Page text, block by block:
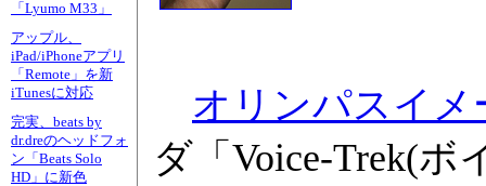
「Lyumo M33」
アップル、
iPad/iPhoneアプリ
「Remote」を新
iTunesに対応
完実、beats by
dr.dreのヘッドフォ
ン「Beats Solo
HD」に新色
オリンパスイ
ダ「Voice-Trek(